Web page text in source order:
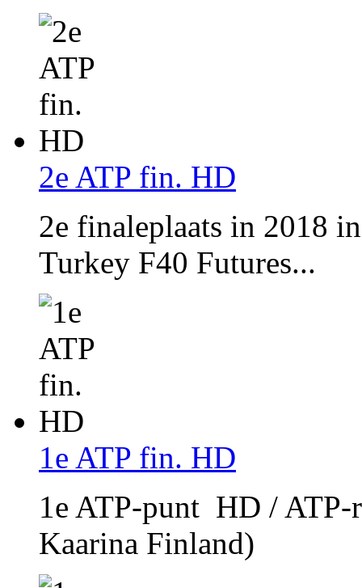
2e ATP fin. HD
2e finaleplaats in 2018
Turkey F40 Futures...
1e ATP fin. HD
1e ATP-punt HD /
Kaarina Finland)